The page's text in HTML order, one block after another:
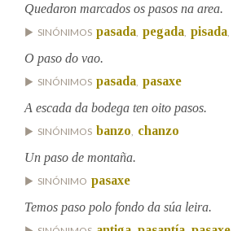
BUSCAR NO CONTIDO
Nos exemplos
Quedaron marcados os pasos na area.
SINÓNIMOS pasada, pegada, pisada,
O paso do vao.
SINÓNIMOS pasada, pasaxe
A escada da bodega ten oito pasos.
SINÓNIMOS banzo, chanzo
Un paso de montaña.
SINÓNIMO pasaxe
Temos paso polo fondo da súa leira.